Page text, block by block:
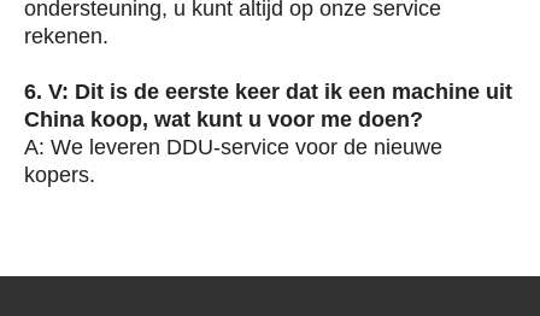
ondersteuning, u kunt altijd op onze service
rekenen.
6. V: Dit is de eerste keer dat ik een machine uit
China koop, wat kunt u voor me doen?
A: We leveren DDU-service voor de nieuwe
kopers.